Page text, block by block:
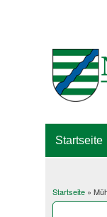
Sie
Startseite»